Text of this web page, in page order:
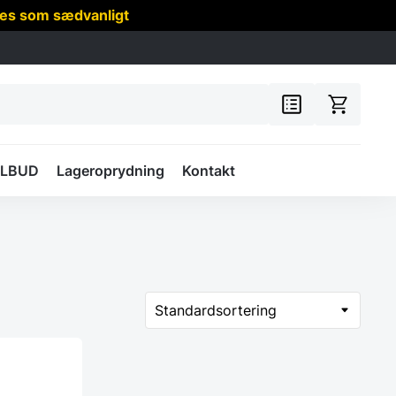
som sædvanligt
Lageroprydning Kontakt